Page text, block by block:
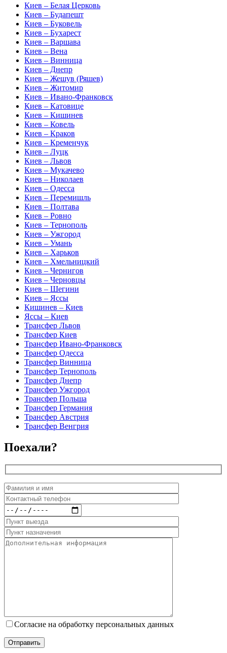
Киев – Белая Церковь
Киев – Будапешт
Киев – Буковель
Киев – Бухарест
Киев – Варшава
Киев – Вена
Киев – Винница
Киев – Днепр
Киев – Жешув (Ряшев)
Киев – Житомир
Киев – Ивано-Франковск
Киев – Катовице
Киев – Кишинев
Киев – Ковель
Киев – Краков
Киев – Кременчук
Киев – Луцк
Киев – Львов
Киев – Мукачево
Киев – Николаев
Киев – Одесса
Киев – Перемишль
Киев – Полтава
Киев – Ровно
Киев – Тернополь
Киев – Ужгород
Киев – Умань
Киев – Харьков
Киев – Хмельницкий
Киев – Чернигов
Киев – Черновцы
Киев – Шегини
Киев – Яссы
Кишинев – Киев
Яссы – Киев
Трансфер Львов
Трансфер Киев
Трансфер Ивано-Франковск
Трансфер Одесса
Трансфер Винница
Трансфер Тернополь
Трансфер Днепр
Трансфер Ужгород
Трансфер Польша
Трансфер Германия
Трансфер Австрия
Трансфер Венгрия
Поехали?
Согласие на обработку персональных данных